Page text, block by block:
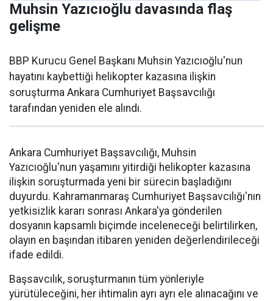
Muhsin Yazıcıoğlu davasında flaş
gelişme
BBP Kurucu Genel Başkanı Muhsin Yazıcıoğlu'nun
hayatını kaybettiği helikopter kazasına ilişkin
soruşturma Ankara Cumhuriyet Başsavcılığı
tarafından yeniden ele alındı.
Ankara Cumhuriyet Başsavcılığı, Muhsin
Yazıcıoğlu'nun yaşamını yitirdiği helikopter kazasına
ilişkin soruşturmada yeni bir sürecin başladığını
duyurdu. Kahramanmaraş Cumhuriyet Başsavcılığı'nın
yetkisizlik kararı sonrası Ankara'ya gönderilen
dosyanın kapsamlı biçimde inceleneceği belirtilirken,
olayın en başından itibaren yeniden değerlendirileceği
ifade edildi.
Başsavcılık, soruşturmanın tüm yönleriyle
yürütüleceğini, her ihtimalin ayrı ayrı ele alınacağını ve